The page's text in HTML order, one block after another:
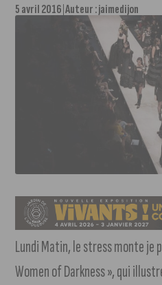
5 avril 2016 Auteur :jaimedijon
Lundi Matin, le stress monte je
Women of Darkness », qui